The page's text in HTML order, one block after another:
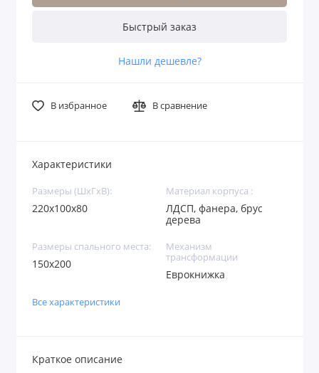
Быстрый заказ
Нашли дешевле?
В избранное В сравнение
Характеристики
Размеры (ШхГхВ):
220х100х80
Материал корпуса :
ЛДСП, фанера, брус
дерева
Размеры спального места:
150х200
Механизм
трансформации
Еврокнижка
Все характеристики
Краткое описание